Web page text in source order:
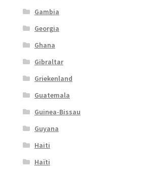
Gambia
Georgia
Ghana
Gibraltar
Griekenland
Guatemala
Guinea-Bissau
Guyana
Haiti
Haïti